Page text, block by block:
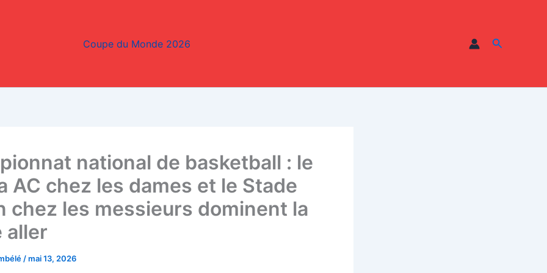
Coupe du Monde 2026
national de basketball : le
AC chez les dames et le Stade
chez les messieurs dominent la
aller
/mai 13, 2026